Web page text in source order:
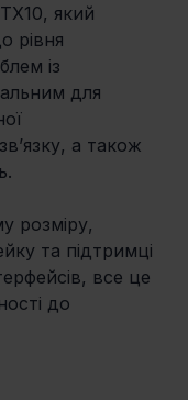
який
рівня
із
для
а також
розміру,
та підтримці
все це
до